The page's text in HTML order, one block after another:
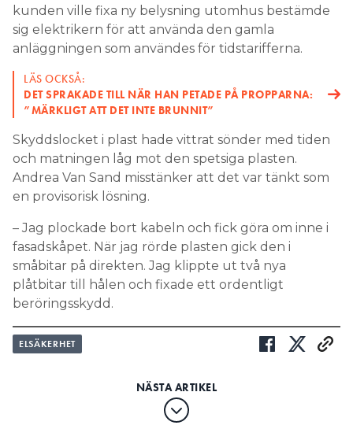
kunden ville fixa ny belysning utomhus bestämde
sig elektrikern för att använda den gamla
anläggningen som användes för tidstarifferna.
LÄS OCKSÅ:
DET SPRAKADE TILL NÄR HAN PETADE PÅ PROPPARNA:
”MÄRKLIGT ATT DET INTE BRUNNIT”
Skyddslocket i plast hade vittrat sönder med tiden
och matningen låg mot den spetsiga plasten.
Andrea Van Sand misstänker att det var tänkt som
en provisorisk lösning.
– Jag plockade bort kabeln och fick göra om inne i
fasadskåpet. När jag rörde plasten gick den i
småbitar på direkten. Jag klippte ut två nya
plåtbitar till hålen och fixade ett ordentligt
beröringsskydd.
ELSÄKERHET